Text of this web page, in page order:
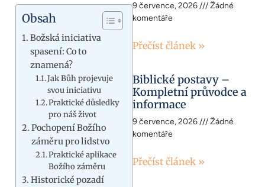
Obsah
Božská iniciativa
spasení: Co to
znamená?
Jak Bůh projevuje
svou iniciativu
Praktické důsledky
pro náš život
Pochopení Božího
záměru pro lidstvo
Praktické aplikace
Božího záměru
Historické pozadí
9 července, 2026
Žádné
komentáře
Přečíst článek »
Biblické postavy –
Kompletní průvodce a
informace
9 července, 2026
Žádné
komentáře
Přečíst článek »